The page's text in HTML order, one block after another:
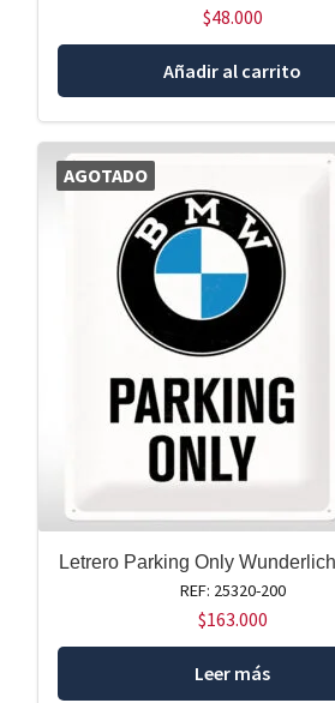
$48.000
Añadir al carrito
AGOTADO
Letrero Parking Only
REF: 25320-200
$163.000
Leer más